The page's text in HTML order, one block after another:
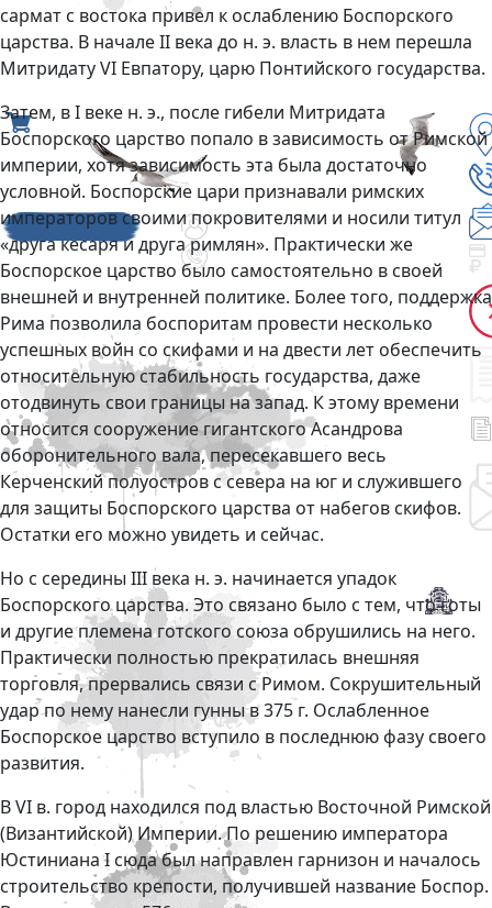
сармат с востока привел к ослаблению Боспорского
царства. В начале II века до н. э. власть в нем перешла
Митридату VI Евпатору, царю Понтийского государства.
Затем, в I веке н. э., после гибели Митридата
Боспорского царство попало в зависимость от Римской
империи, хотя зависимость эта была достаточно
условной. Боспорские цари признавали римских
императоров своими покровителями и носили титул
«друга кесаря и друга римлян». Практически же
Боспорское царство было самостоятельно в своей
внешней и внутренней политике. Более того, поддержка
Рима позволила боспоритам провести несколько
успешных войн со скифами и на двести лет обеспечить
относительную стабильность государства, даже
отодвинуть свои границы на запад. К этому времени
относится сооружение гигантского Асандрова
оборонительного вала, пересекавшего весь
Керченский полуостров с севера на юг и служившего
для защиты Боспорского царства от набегов скифов.
Остатки его можно увидеть и сейчас.
Но с середины III века н. э. начинается упадок
Боспорского царства. Это связано было с тем, что готы
и другие племена готского союза обрушились на него.
Практически полностью прекратилась внешняя
торговля, прервались связи с Римом. Сокрушительный
удар по нему нанесли гунны в 375 г. Ослабленное
Боспорское царство вступило в последнюю фазу своего
развития.
В VI в. город находился под властью Восточной Римской
(Византийской) Империи. По решению императора
Юстиниана I сюда был направлен гарнизон и началось
строительство крепости, получившей название Боспор.